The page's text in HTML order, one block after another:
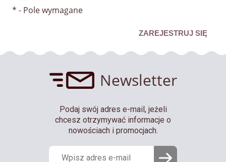
* - Pole wymagane
ZAREJESTRUJ SIĘ
Newsletter
Podaj swój adres e-mail, jeżeli
chcesz otrzymywać informacje o
nowościach i promocjach.